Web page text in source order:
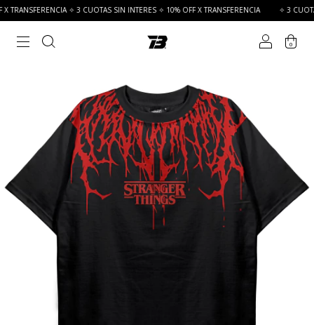
✧ 3 CUOTAS SIN INTERES ✧ 10% OFF X TRANSFERENCIA ✧ 3 CUOTAS SIN
0